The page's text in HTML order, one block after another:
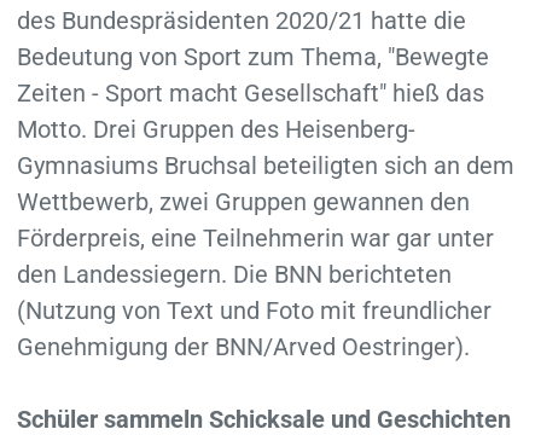
des Bundespräsidenten 2020/21 hatte die
Bedeutung von Sport zum Thema, "Bewegte
Zeiten - Sport macht Gesellschaft" hieß das
Motto. Drei Gruppen des Heisenberg-
Gymnasiums Bruchsal beteiligten sich an dem
Wettbewerb, zwei Gruppen gewannen den
Förderpreis, eine Teilnehmerin war gar unter
den Landessiegern. Die BNN berichteten
(Nutzung von Text und Foto mit freundlicher
Genehmigung der BNN/Arved Oestringer).
Schüler sammeln Schicksale und Geschichten